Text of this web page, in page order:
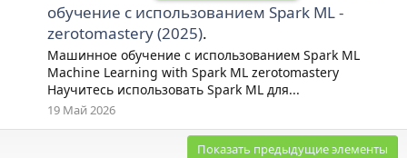
обучение с использованием Spark ML -
zerotomastery (2025).
Машинное обучение с использованием Spark ML
Machine Learning with Spark ML zerotomastery
Научитесь использовать Spark ML для...
19 Май 2026
Показать предыдущие элементы